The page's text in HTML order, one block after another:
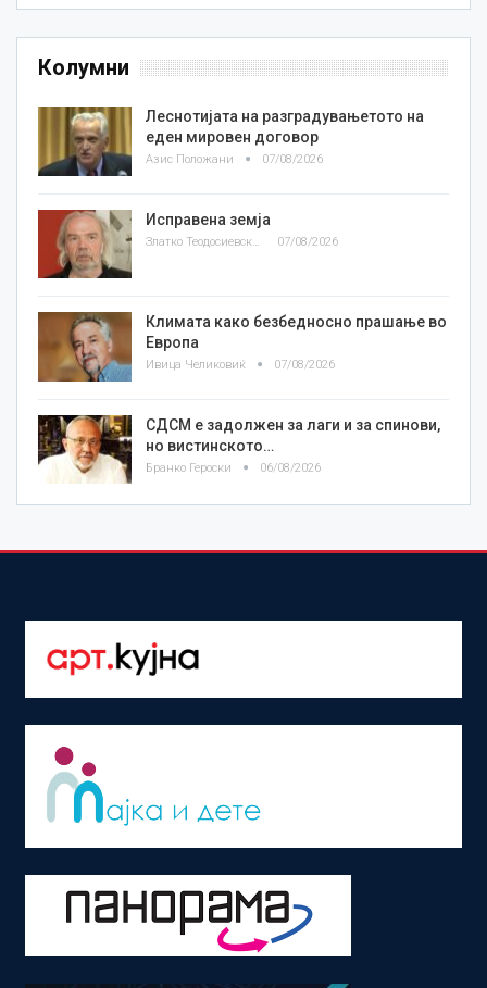
Колумни
Леснотијата на разградувањетото на
еден мировен договор
Азис Положани 07/08/2026
Исправена земја
07/08/2026
Климата како безбедносно прашање во
Европа
Ивица Челиковиќ 07/08/2026
СДСМ е задолжен за лаги и за спинови,
но вистинското…
Бранко Героски 06/08/2026